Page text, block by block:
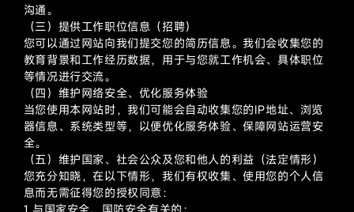
沟通。
（三）提供工作职位信息（招聘）
您可以通过网站向我们提交您的简历信息。我们会收集您的
教育背景和工作经历数据，用于与您就工作机会、具体职位
等情况进行交流。
（四）维护网络安全、优化服务体验
当您使用本网站时，我们可能会自动收集您的IP地址、浏览
器信息、系统类型等，以便优化服务体验、保障网站运营安
全。
（五）维护国家、社会公众及您和他人的利益（法定情形）
您充分知晓，在以下情形，我们有权收集、使用您的个人信
息而无需征得您的授权同意：